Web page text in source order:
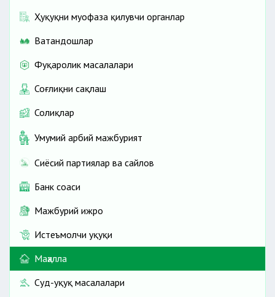
Ҳуқуқни муҳофаза қилувчи органлар
Ватандошлар
Фуқаролик масалалари
Соғлиқни сақлаш
Солиқлар
Умумий ҳарбий мажбурият
Сиёсий партиялар ва сайлов
Банк соҳаси
Мажбурий ижро
Истеъмолчи ҳуқуқи
Маҳалла
Суд-ҳуқуқ масалалари